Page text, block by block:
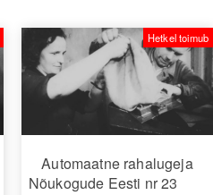
Automaatne rahalugeja
Nõukogude Eesti nr 23
Hetkel toimub